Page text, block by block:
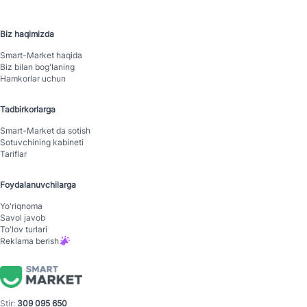
Biz haqimizda
Smart-Mаrket haqida
Biz bilan bog'laning
Hamkorlar uchun
Tadbirkorlarga
Smart-Mаrket da sotish
Sotuvchining kabineti
Tariflar
Foydalanuvchilarga
Yo'riqnoma
Savol javob
To'lov turlari
Reklama berish
Stir: 309 095 650